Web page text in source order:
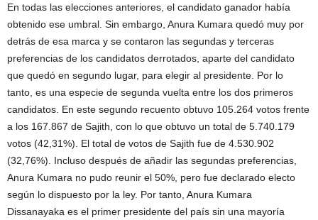
En todas las elecciones anteriores, el candidato ganador había
obtenido ese umbral. Sin embargo, Anura Kumara quedó muy por
detrás de esa marca y se contaron las segundas y terceras
preferencias de los candidatos derrotados, aparte del candidato
que quedó en segundo lugar, para elegir al presidente. Por lo
tanto, es una especie de segunda vuelta entre los dos primeros
candidatos. En este segundo recuento obtuvo 105.264 votos frente
a los 167.867 de Sajith, con lo que obtuvo un total de 5.740.179
votos (42,31%). El total de votos de Sajith fue de 4.530.902
(32,76%). Incluso después de añadir las segundas preferencias,
Anura Kumara no pudo reunir el 50%, pero fue declarado electo
según lo dispuesto por la ley. Por tanto, Anura Kumara
Dissanayaka es el primer presidente del país sin una mayoría